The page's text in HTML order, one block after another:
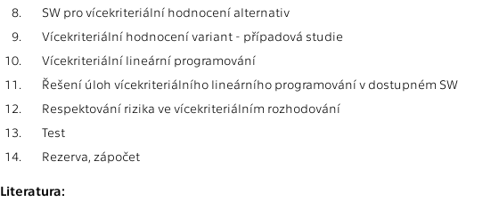
8.
SW pro vícekriteriální hodnocení alternativ
9.
Vícekriteriální hodnocení variant - případová studie
10.
Vícekriteriální lineární programování
11.
Řešení úloh vícekriteriálního lineárního programování v dostupném SW
12.
Respektování rizika ve vícekriteriálním rozhodování
13.
Test
14.
Rezerva, zápočet
Literatura: